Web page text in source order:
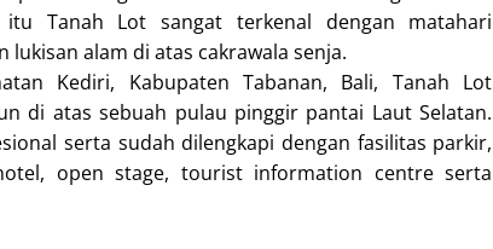
Tanah Lot sangat terkenal dengan matahari
lukisan alam di atas cakrawala senja.
Kediri, Kabupaten Tabanan, Bali, Tanah Lot
di atas sebuah pulau pinggir pantai Laut Selatan.
serta sudah dilengkapi dengan fasilitas parkir,
open stage, tourist information centre serta